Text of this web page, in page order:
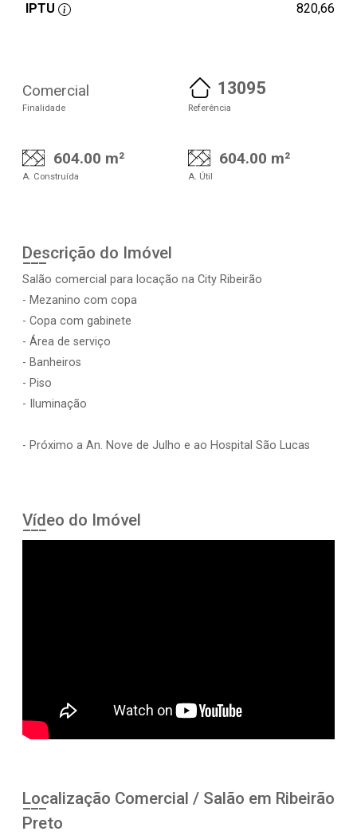
IPTU 820,66
Comercial
Finalidade
13095
Referência
604.00 m²
A. Construída
604.00 m²
A. Útil
Descrição do Imóvel
Salão comercial para locação na City Ribeirão
- Mezanino com copa
- Copa com gabinete
- Área de serviço
- Banheiros
- Piso
- Iluminação
- Próximo a An. Nove de Julho e ao Hospital São Lucas
Vídeo do Imóvel
Localização Comercial / Salão em Ribeirão
Preto